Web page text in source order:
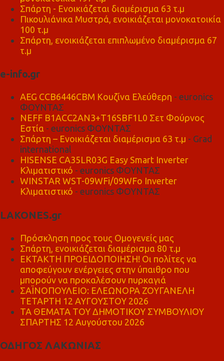
Σπάρτη - Ενοικιάζεται διαμέρισμα 63 τ.μ
Πικουλιάνικα Μυστρά, ενοικιάζεται μονοκατοικία
100 τ.μ
Σπάρτη, ενοικιάζεται επιπλωμένο διαμέρισμα 67
τ.μ
e-info.gr
AEG CCB6446CBM Κουζίνα Ελεύθερη - euronics
ΦΟΥΝΤΑΣ
NEFF B1ACC2AN3+T16SBF1L0 Σετ Φούρνος
Εστία - euronics ΦΟΥΝΤΑΣ
Σπάρτη – Ενοικιάζεται διαμέρισμα 63 τ.μ - Grad
international
HISENSE CA35LR03G Easy Smart Inverter
Κλιματιστικό - euronics ΦΟΥΝΤΑΣ
WINSTAR WST-09WFi/09WFo Inverter
Κλιματιστικό - euronics ΦΟΥΝΤΑΣ
LAKONES.gr
Πρόσκληση προς τους Ομογενείς μας
Σπάρτη, ενοικιάζεται διαμέρισμα 80 τ.μ
ΕΚΤΑΚΤΗ ΠΡΟΕΙΔΟΠΟΙΗΣΗ! Οι πολίτες να
αποφεύγουν ενέργειες στην ύπαιθρο που
μπορούν να προκαλέσουν πυρκαγιά
ΣΑΪΝΟΠΟΥΛΕΙΟ: ΕΛΕΩΝΟΡΑ ΖΟΥΓΑΝΕΛΗ
ΤΕΤΑΡΤΗ 12 ΑΥΓΟΥΣΤΟΥ 2026
ΤΑ ΘΕΜΑΤΑ ΤΟΥ ΔΗΜΟΤΙΚΟΥ ΣΥΜΒΟΥΛΙΟΥ
ΣΠΑΡΤΗΣ 12 Αυγούστου 2026
ΟΔΗΓΟΣ ΛΑΚΩΝΙΑΣ